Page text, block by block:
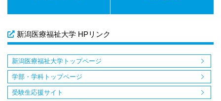
新潟医療福祉大学 HPリンク
新潟医療福祉大学トップページ
学部・学科トップページ
受験生応援サイト